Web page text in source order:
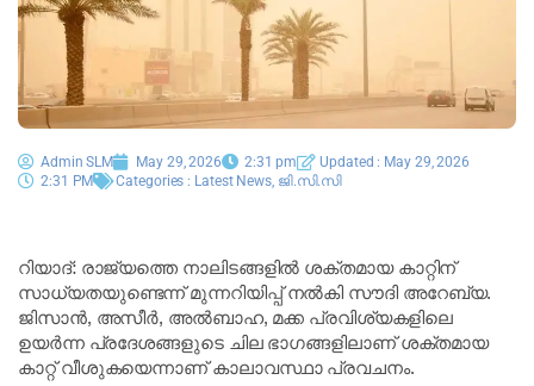
Admin SLM May 29, 2026 2:31 pm
Updated : May 29, 2026
2:31 PM
Categories : Latest News, ജി.സി.സി
റിയാദ്: രാജ്യത്തെ നാലിടങ്ങളിൽ ശക്തമായ കാറ്റിന്
സാധ്യതയുണ്ടെന്ന് മുന്നറിയിപ്പ് നൽകി സൗദി അറേബ്യ.
ജിസാൻ, അസീർ, അൽബാഹ, മക്ക പ്രവിശ്യകളിലെ
ഉയർന്ന പ്രദേശങ്ങളുടെ ചില ഭാഗങ്ങളിലാണ് ശക്തമായ
കാറ്റ് വീശുകയെന്നാണ് കാലാവസ്ഥാ പ്രവചനം.